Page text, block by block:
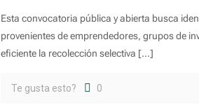
Esta convocatoria pública y abierta busca
provenientes de emprendedores, grupos de
eficiente la recolección selectiva […]
Te gusta esto? 0